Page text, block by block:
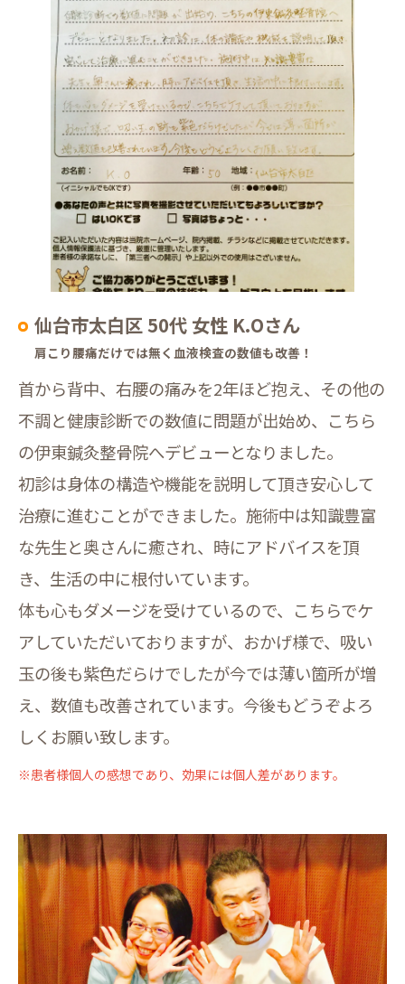
仙台市太白区 50代 女性 K.Oさん
肩こり腰痛だけでは無く血液検査の数値も改善！
首から背中、右腰の痛みを2年ほど抱え、その他の
不調と健康診断での数値に問題が出始め、こちら
の伊東鍼灸整骨院へデビューとなりました。
初診は身体の構造や機能を説明して頂き安心して
治療に進むことができました。施術中は知識豊富
な先生と奥さんに癒され、時にアドバイスを頂
き、生活の中に根付いています。
体も心もダメージを受けているので、こちらでケ
アしていただいておりますが、おかげ様で、吸い
玉の後も紫色だらけでしたが今では薄い箇所が増
え、数値も改善されています。今後もどうぞよろ
しくお願い致します。
※患者様個人の感想であり、効果には個人差があります。